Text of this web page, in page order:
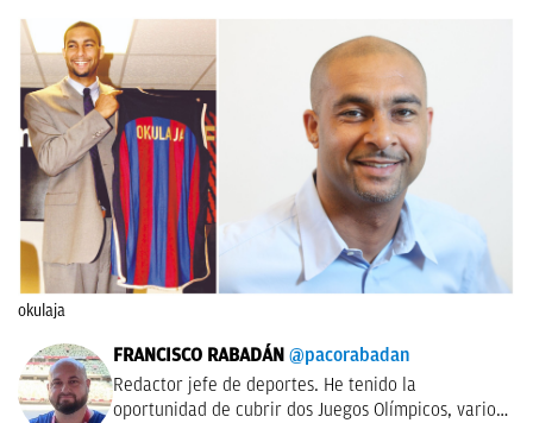
okulaja
FRANCISCO RABADÁN @pacorabadan
Redactor jefe de deportes. He tenido la
oportunidad de cubrir dos Juegos Olímpicos, varios